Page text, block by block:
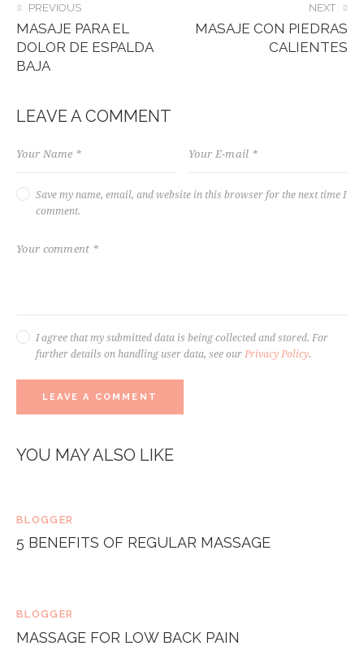
POST
NAVIGATION
PREVIOUS
MASAJE PARA EL
DOLOR DE ESPALDA
BAJA
NEXT
MASAJE CON PIEDRAS
CALIENTES
LEAVE A COMMENT
Save my name, email, and website in this browser for the next time I
comment.
I agree that my submitted data is being collected and stored. For
further details on handling user data, see our Privacy Policy.
YOU MAY ALSO LIKE
BLOGGER
5 BENEFITS OF REGULAR MASSAGE
BLOGGER
MASSAGE FOR LOW BACK PAIN